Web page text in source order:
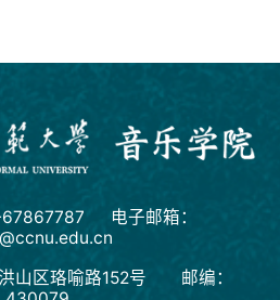
67867787 电子邮箱：
山区珞喻路152号 邮编：